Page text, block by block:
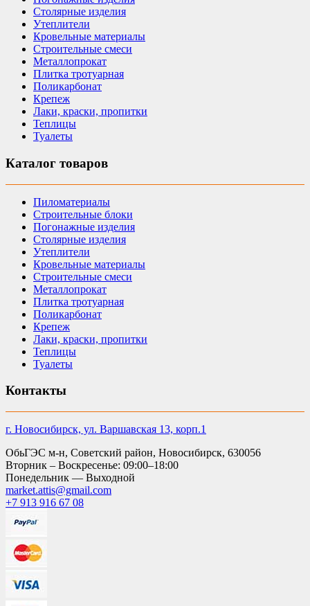
Столярные изделия
Утеплители
Кровельные материалы
Строительные смеси
Металлопрокат
Плитка тротуарная
Поликарбонат
Крепеж
Лаки, краски, пропитки
Теплицы
Туалеты
Каталог товаров
Пиломатериалы
Строительные блоки
Погонажные изделия
Столярные изделия
Утеплители
Кровельные материалы
Строительные смеси
Металлопрокат
Плитка тротуарная
Поликарбонат
Крепеж
Лаки, краски, пропитки
Теплицы
Туалеты
Контакты
г. Новосибирск, ул. Варшавская 13, корп.1
ОбьГЭС м-н, Советский район, Новосибирск, 630056
Вторник – Воскресенье: 09:00–18:00
Понедельник — Выходной
market.attis@gmail.com
+7 913 916 67 08